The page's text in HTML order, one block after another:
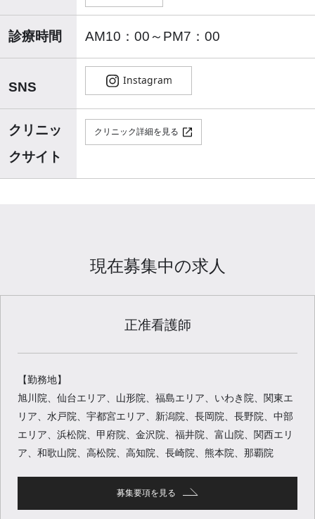
診療時間 AM10：00～PM7：00
SNS
クリニッ
クサイト
クリニック詳細を見る
現在募集中の求人
正准看護師
【勤務地】
旭川院、仙台エリア、山形院、福島エリア、いわき院、関東エ
リア、水戸院、宇都宮エリア、新潟院、長岡院、長野院、中部
エリア、浜松院、甲府院、金沢院、福井院、富山院、関西エリ
ア、和歌山院、高松院、高知院、長崎院、熊本院、那覇院
募集要項を見る